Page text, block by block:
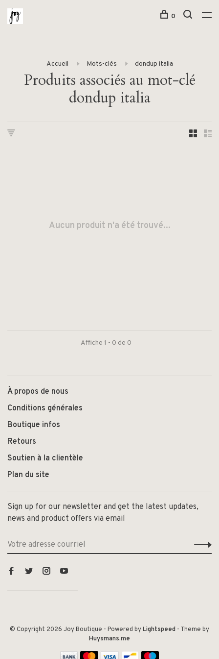
0
Accueil Mots-clés dondup italia
Produits associés au mot-clé
dondup italia
Aucun produit n'a été trouvé...
Affiche 1 - 0 de 0
À propos de nous
Conditions générales
Boutique infos
Retours
Soutien à la clientèle
Plan du site
Sign up for our newsletter and get the latest updates,
news and product offers via email
© Copyright 2026 Joy Boutique - Powered byLightspeed - Theme by
Huysmans.me